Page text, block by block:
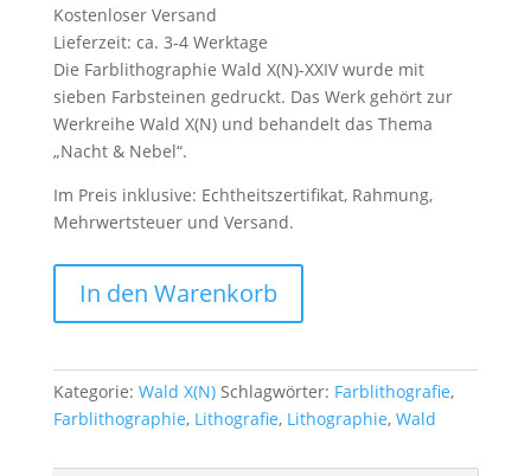
Kostenloser Versand
Lieferzeit: ca. 3-4 Werktage
Die Farblithographie Wald X(N)-XXIV wurde mit
sieben Farbsteinen gedruckt. Das Werk gehört zur
Werkreihe Wald X(N) und behandelt das Thema
„Nacht & Nebel“.
Im Preis inklusive: Echtheitszertifikat, Rahmung,
Mehrwertsteuer und Versand.
X(N)-
XXIV
In den Warenkorb
Kategorie: Wald X(N) Schlagwörter: Farblithografie,
Farblithographie, Lithografie, Lithographie, Wald